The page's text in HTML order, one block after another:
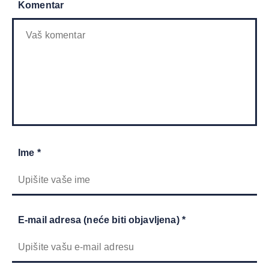
Komentar
Ime *
E-mail adresa (neće biti objavljena) *